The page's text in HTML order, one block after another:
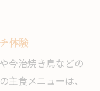
体験
今治焼き鳥などの
主食メニューは、